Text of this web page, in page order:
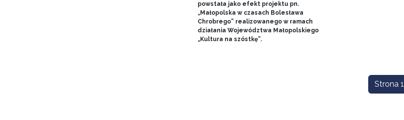
powstała jako efekt projektu pn.
„Małopolska w czasach Bolesława
Chrobrego” realizowanego w ramach
działania Województwa Małopolskiego
„Kultura na szóstkę”.
Strona 1